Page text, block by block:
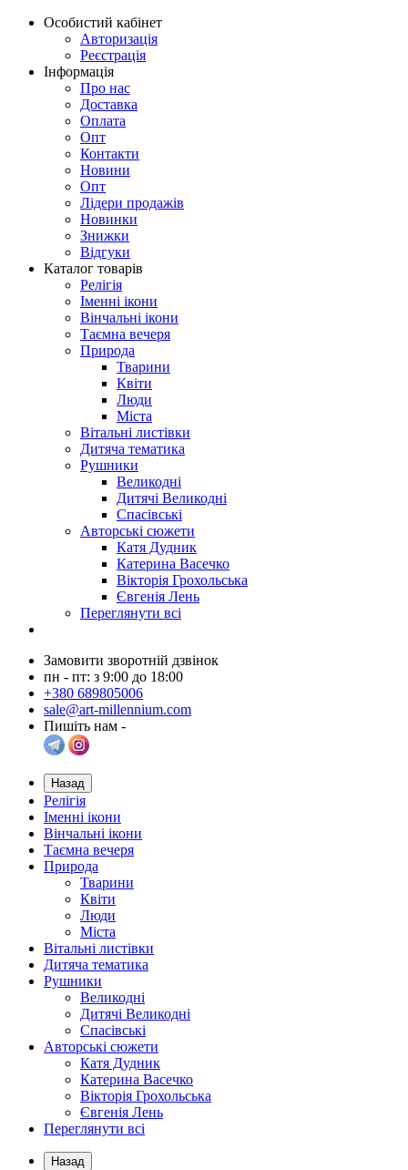
Особистий кабінет
Авторизація
Реєстрація
Інформація
Про нас
Доставка
Оплата
Опт
Контакти
Новини
Опт
Лідери продажів
Новинки
Знижки
Відгуки
Каталог товарів
Релігія
Іменні ікони
Вінчальні ікони
Таємна вечеря
Природа
Тварини
Квіти
Люди
Міста
Вітальні листівки
Дитяча тематика
Рушники
Великодні
Дитячі Великодні
Спасівські
Авторські сюжети
Катя Дудник
Катерина Васечко
Вікторія Грохольська
Євгенія Лень
Переглянути всі
Замовити зворотній дзвінок
пн - пт: з 9:00 до 18:00
+380 689805006
sale@art-millennium.com
Пишіть нам -
Назад
Релігія
Іменні ікони
Вінчальні ікони
Таємна вечеря
Природа
Тварини
Квіти
Люди
Міста
Вітальні листівки
Дитяча тематика
Рушники
Великодні
Дитячі Великодні
Спасівські
Авторські сюжети
Катя Дудник
Катерина Васечко
Вікторія Грохольська
Євгенія Лень
Переглянути всі
Назад